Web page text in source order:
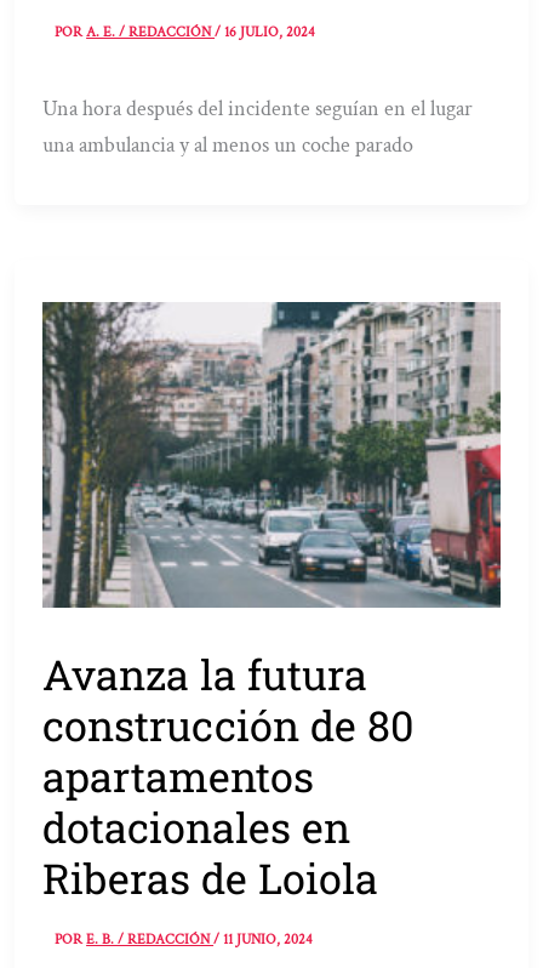
PORA. E. / REDACCIÓN/16 JULIO, 2024
Una hora después del incidente seguían en el lugar
una ambulancia y al menos un coche parado
Avanza la futura
construcción de 80
apartamentos
dotacionales en
Riberas de Loiola
PORE. B. / REDACCIÓN/11 JUNIO, 2024